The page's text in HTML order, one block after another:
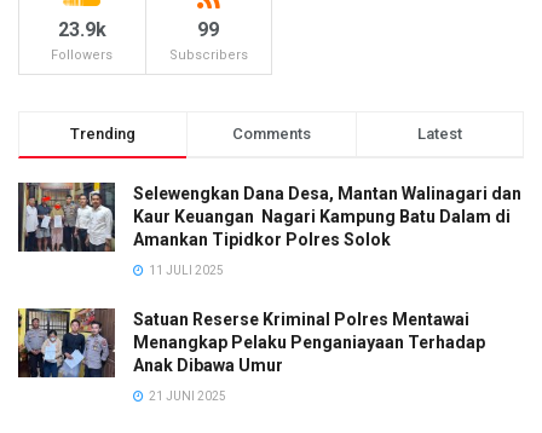
23.9k
Followers
99
Subscribers
Trending Comments Latest
Selewengkan Dana Desa, Mantan Walinagari dan
Kaur Keuangan Nagari Kampung Batu Dalam di
Amankan Tipidkor Polres Solok
11 JULI 2025
Satuan Reserse Kriminal Polres Mentawai
Menangkap Pelaku Penganiayaan Terhadap
Anak Dibawa Umur
21 JUNI 2025